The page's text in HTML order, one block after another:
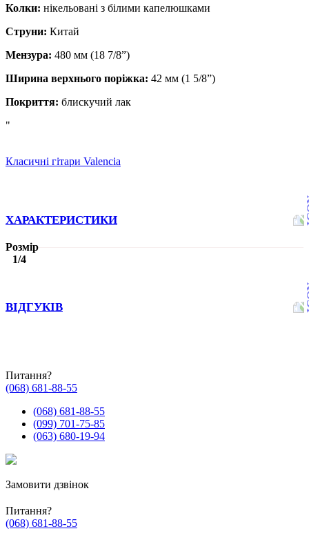
Колки: нікельовані з білими капелюшками
Струни: Китай
Мензура: 480 мм (18 7/8”)
Ширина верхнього поріжка: 42 мм (1 5/8”)
Покриття: блискучий лак
"
Класичні гітари Valencia
ХАРАКТЕРИСТИКИ
Розмір
1/4
ВІДГУКІВ
Питання?
(068) 681-88-55
(068) 681-88-55
(099) 701-75-85
(063) 680-19-94
Замовити дзвінок
Питання?
(068) 681-88-55